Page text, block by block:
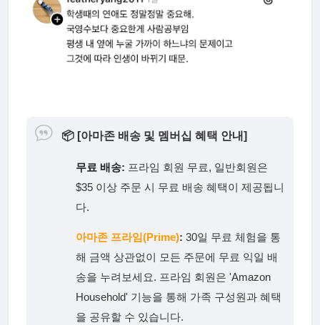
📦 [아마존 배송 및 멤버십 혜택 안내]
무료 배송: 프라임 회원 무료, 일반회원은
$35 이상 주문 시 무료 배송 혜택이 제공됩니
다.
아마존 프라임(Prime): 30일 무료 체험을 통
해 금액 상관없이 모든 주문에 무료 익일 배
송을 누려보세요. 프라임 회원은 'Amazon
Household' 기능을 통해 가족 구성원과 혜택
을 공유할 수 있습니다.